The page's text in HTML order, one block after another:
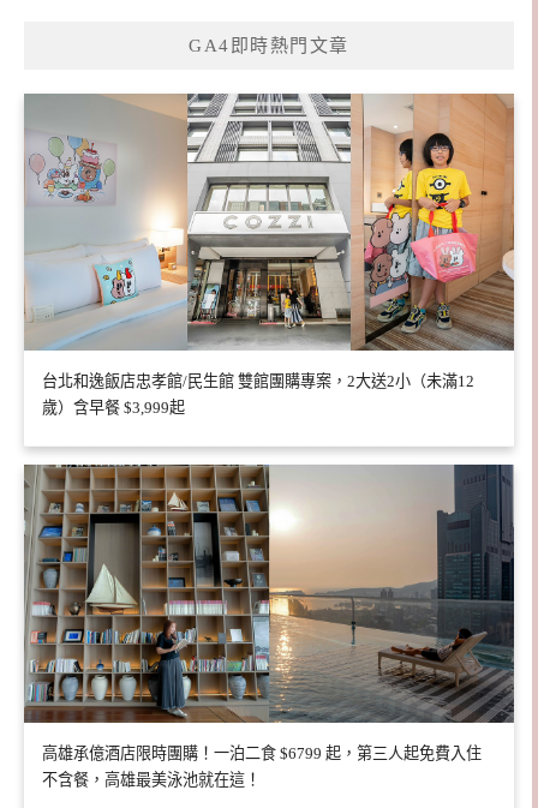
GA4即時熱門文章
台北和逸飯店忠孝館/民生館 雙館團購專案，2大送2小（未滿12
歲）含早餐 $3,999起
高雄承億酒店限時團購！一泊二食 $6799 起，第三人起免費入住
不含餐，高雄最美泳池就在這！